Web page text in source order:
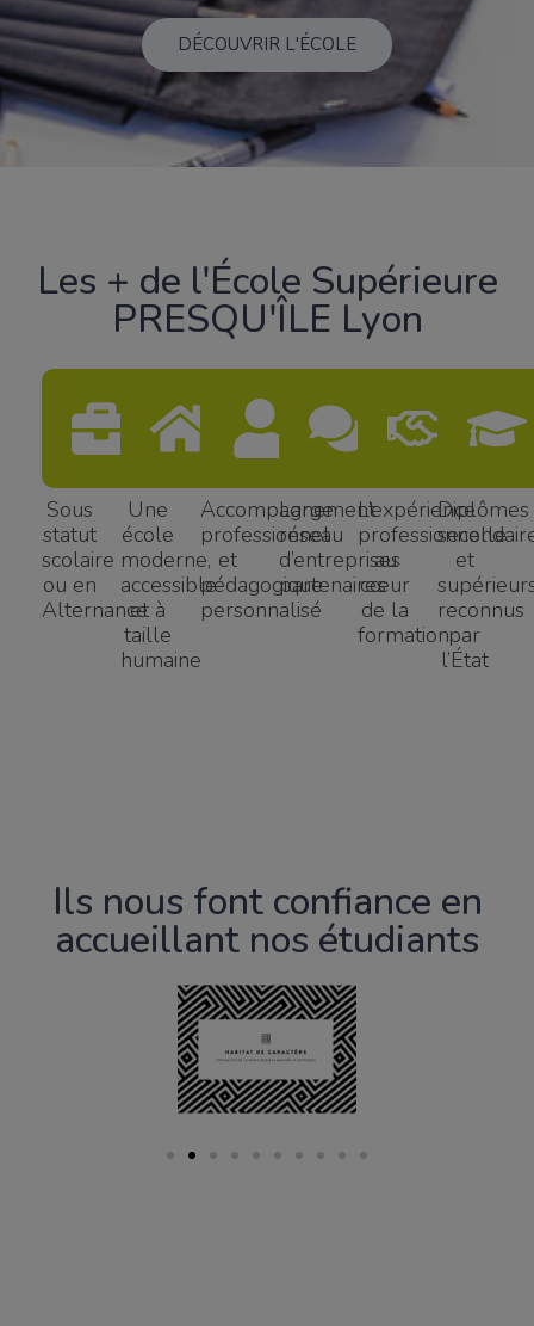
DÉCOUVRIR L'ÉCOLE
Les + de l'École Supérieure
PRESQU'ÎLE Lyon
Sous
statut
scolaire
ou en
Alternance
Une
école
moderne,
accessible
et à
taille
humaine
Accompagnement
professionnel
et
pédagogique
personnalisé
Large
réseau
d’entreprises
partenaires
L’expérience
professionnelle
au
cœur
de la
formation​
Diplômes
et
reconnus
par
l’État
Ils nous font confiance en
accueillant nos étudiants